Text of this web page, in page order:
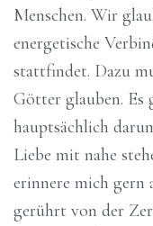
Menschen. Wir
energetische
stattfindet. Dazu
Götter glauben. Es
hauptsächlich
Liebe mit nahe
erinnere mich gern
gerührt von der